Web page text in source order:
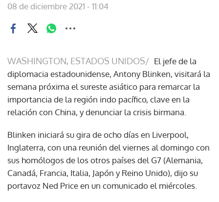
08 de diciembre 2021 - 11:04
WASHINGTON, ESTADOS UNIDOS/ El jefe de la
diplomacia estadounidense, Antony Blinken, visitará la
semana próxima el sureste asiático para remarcar la
importancia de la región indo pacífico, clave en la
relación con China, y denunciar la crisis birmana.
Blinken iniciará su gira de ocho días en Liverpool,
Inglaterra, con una reunión del viernes al domingo con
sus homólogos de los otros países del G7 (Alemania,
Canadá, Francia, Italia, Japón y Reino Unido), dijo su
portavoz Ned Price en un comunicado el miércoles.